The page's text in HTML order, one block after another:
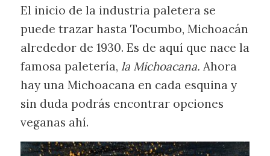
El inicio de la industria paletera se
puede trazar hasta Tocumbo, Michoacán
alrededor de 1930. Es de aquí que nace la
famosa paletería, la Michoacana. Ahora
hay una Michoacana en cada esquina y
sin duda podrás encontrar opciones
veganas ahí.